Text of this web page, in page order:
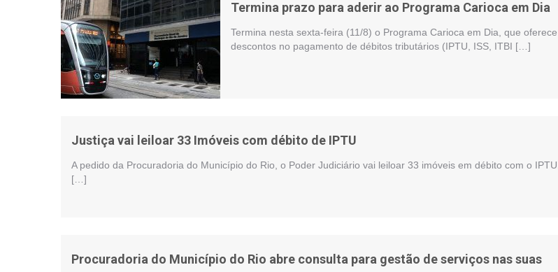
Termina prazo para aderir ao Programa Carioca em Dia
Termina nesta sexta-feira (11/8) o Programa Carioca em Dia, que oferece
descontos no pagamento de débitos tributários (IPTU, ISS, ITBI […]
Justiça vai leiloar 33 Imóveis com débito de IPTU
A pedido da Procuradoria do Município do Rio, o Poder Judiciário vai leiloar 33 imóveis em débito com o IPTU.
[…]
Procuradoria do Município do Rio abre consulta para gestão de serviços nas suas